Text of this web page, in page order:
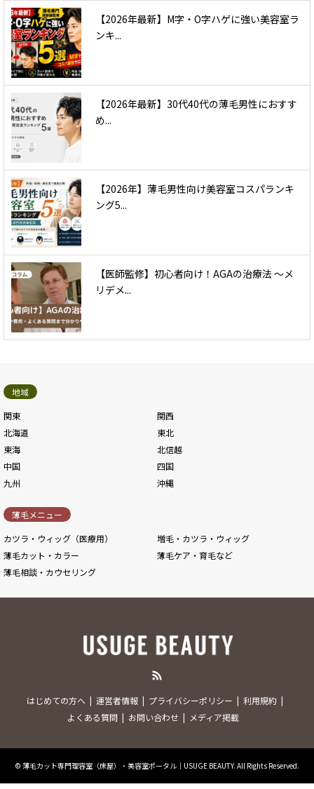
【2026年最新】M字・O字ハゲに強い美容室ラ
ンキ...
【2026年最新】30代40代の薄毛男性におすす
め...
【2026年】薄毛男性向け美容室コスパランキ
ング5...
【医師監修】初心者向け！AGAの治療法 〜メ
リデメ...
地域
関東
関西
北海道
東北
東海
北信越
中国
四国
九州
沖縄
薄毛メニュー
カツラ・ウィッグ（医療用）
増毛・カツラ・ウィッグ
薄毛カット・カラー
薄毛ケア・育毛など
薄毛相談・カウセリング
はじめての方へ 運営者情報 プライバシーポリシー
利用規約
よくある質問
お問い合わせ メディア掲載
© 薄毛カット専門理容室（床屋）・美容室ポータル｜USUGE BEAUTY. All Rights Reserved.